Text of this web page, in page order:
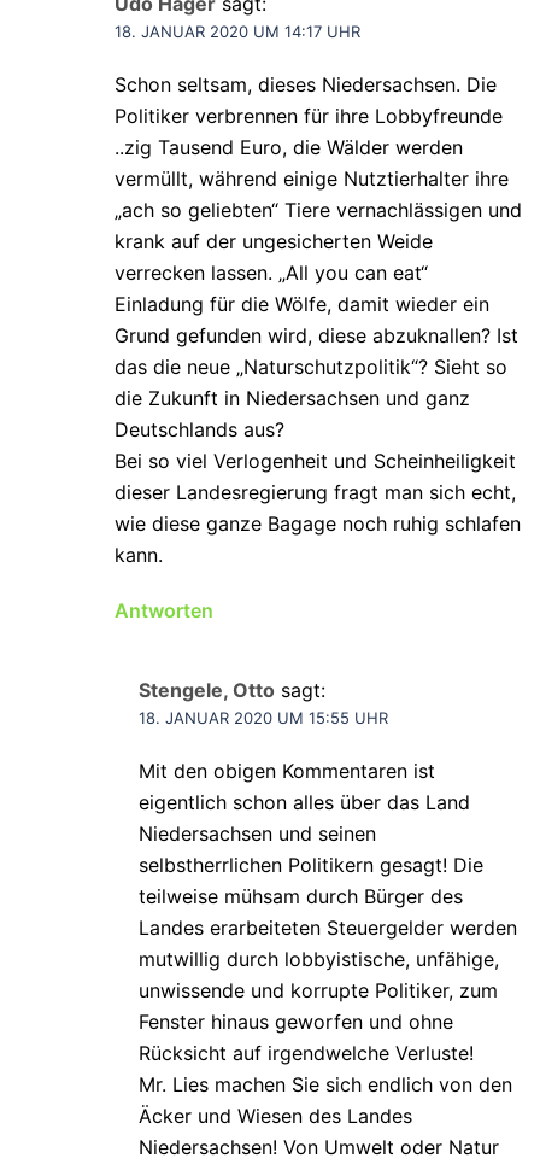
18. JANUAR 2020 UM 14:17 UHR
Schon seltsam, dieses Niedersachsen. Die
Politiker verbrennen für ihre Lobbyfreunde
..zig Tausend Euro, die Wälder werden
vermüllt, während einige Nutztierhalter ihre
„ach so geliebten“ Tiere vernachlässigen und
krank auf der ungesicherten Weide
verrecken lassen. „All you can eat“
Einladung für die Wölfe, damit wieder ein
Grund gefunden wird, diese abzuknallen? Ist
das die neue „Naturschutzpolitik“? Sieht so
die Zukunft in Niedersachsen und ganz
Deutschlands aus?
Bei so viel Verlogenheit und Scheinheiligkeit
dieser Landesregierung fragt man sich echt,
wie diese ganze Bagage noch ruhig schlafen
kann.
Antworten
Stengele, Otto sagt:
18. JANUAR 2020 UM 15:55 UHR
Mit den obigen Kommentaren ist
eigentlich schon alles über das Land
Niedersachsen und seinen
selbstherrlichen Politikern gesagt! Die
teilweise mühsam durch Bürger des
Landes erarbeiteten Steuergelder werden
mutwillig durch lobbyistische, unfähige,
unwissende und korrupte Politiker, zum
Fenster hinaus geworfen und ohne
Rücksicht auf irgendwelche Verluste!
Mr. Lies machen Sie sich endlich von den
Äcker und Wiesen des Landes
Niedersachsen! Von Umwelt oder Natur